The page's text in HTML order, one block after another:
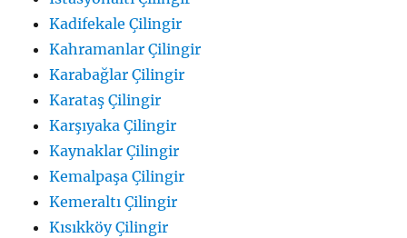
Kadifekale Çilingir
Kahramanlar Çilingir
Karabağlar Çilingir
Karataş Çilingir
Karşıyaka Çilingir
Kaynaklar Çilingir
Kemalpaşa Çilingir
Kemeraltı Çilingir
Kısıkköy Çilingir